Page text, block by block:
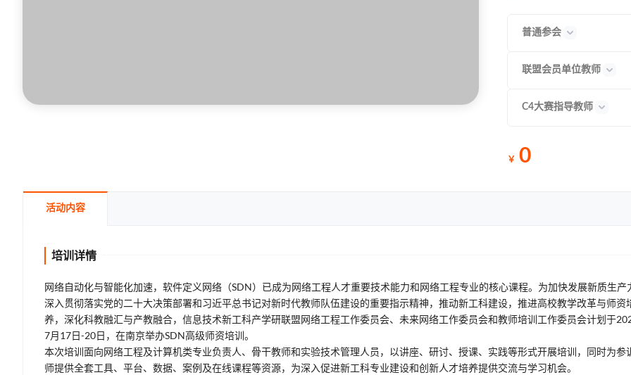
普通参会
联盟会员单位教师
C4大赛指导教师
￥ 0
活动内容
培训详情
网络自动化与智能化加速，软件定义网络（SDN）已成为网络工程人才重要技术能力和网络工程专业的核心课程。为加快发展新质生产
深入贯彻落实党的二十大决策部署和习近平总书记对新时代教师队伍建设的重要指示精神，推动新工科建设，推进高校教学改革与师资
养，深化科教融汇与产教融合，信息技术新工科产学研联盟网络工程工作委员会、未来网络工作委员会和教师培训工作委员会计划于
7月17日-20日，在南京举办SDN高级师资培训。
本次培训面向网络工程及计算机类专业负责人、骨干教师和实验技术管理人员，以讲座、研讨、授课、实践等形式开展培训，同时为参
师提供全套工具、平台、数据、案例及在线课程等资源，为深入促进新工科专业建设和创新人才培养提供交流与学习机会。